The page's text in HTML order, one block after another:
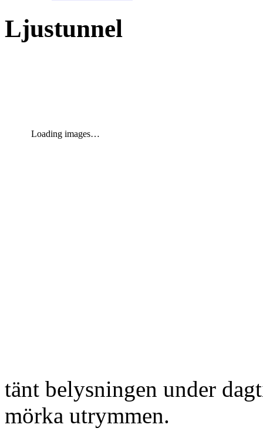
Ljustunnel
Loading images…
tänt belysningen under
mörka utrymmen.